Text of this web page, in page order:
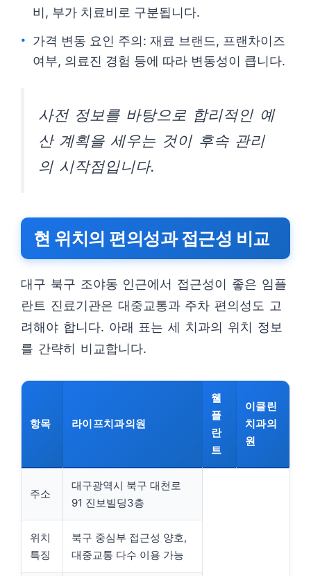
비, 부가 치료비로 구분됩니다.
가격 변동 요인 주의: 재료 브랜드, 프랜차이즈
여부, 의료진 경험 등에 따라 변동성이 큽니다.
사전 정보를 바탕으로 합리적인 예
산 계획을 세우는 것이 후속 관리
의 시작점입니다.
현 위치의 편의성과 접근성 비교
대구 북구 조야동 인근에서 접근성이 좋은 임플
란트 진료기관은 대중교통과 주차 편의성도 고
려해야 합니다. 아래 표는 세 치과의 위치 정보
를 간략히 비교합니다.
항목 라이프치과의원
웰
플
란
트
이클린
치과의
원
주소
대구광역시 북구 대천로
91 진보빌딩3층
위치
특징
북구 중심부 접근성 양호,
대중교통 다수 이용 가능